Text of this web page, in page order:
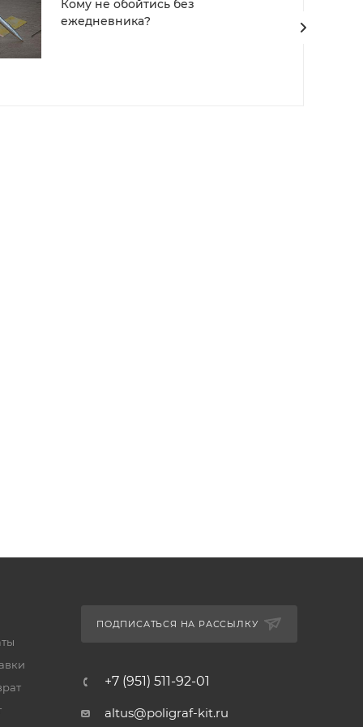
Кому не обойтись без
ежедневника?
ПОДПИСАТЬСЯ НА РАССЫЛКУ
+7 (951) 511-92-01
altus@poligraf-kit.ru